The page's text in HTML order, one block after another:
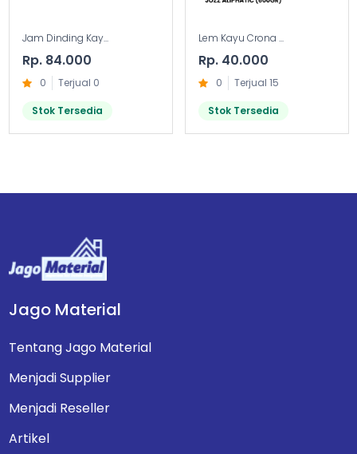
Jam Dinding Kay...
Rp. 84.000
0 Terjual 0
Stok Tersedia
Lem Kayu Crona ...
Rp. 40.000
0 Terjual 15
Stok Tersedia
Jago Material
Tentang Jago Material
Menjadi Supplier
Menjadi Reseller
Artikel